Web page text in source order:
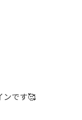
ンです🥰